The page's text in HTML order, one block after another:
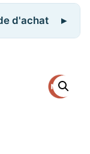
d'achat